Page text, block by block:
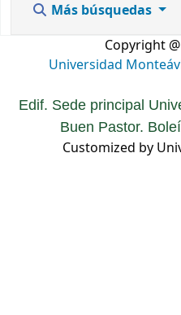
Más búsquedas
Copyright
Universidad
Edif. Sede principal
Buen Pastor.
Customized by